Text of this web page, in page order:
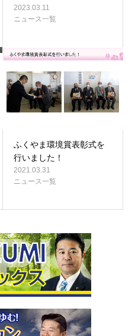
2023.03.11
ニュース一覧
ふくやま環境賞表彰式を
行いました！
2021.03.31
ニュース一覧